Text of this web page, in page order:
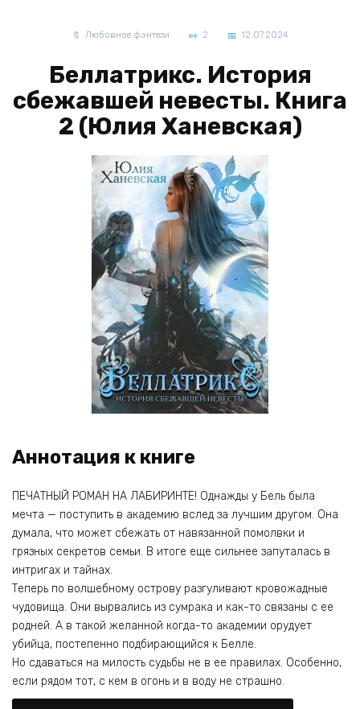
Любовное фэнтези 2 12.07.2024
Беллатрикс. История
сбежавшей невесты. Книга
2 (Юлия Ханевская)
Аннотация к книге
ПЕЧАТНЫЙ РОМАН НА ЛАБИРИНТЕ! Однажды у Бель была
мечта — поступить в академию вслед за лучшим другом. Она
думала, что может сбежать от навязанной помолвки и
грязных секретов семьи. В итоге еще сильнее запуталась в
интригах и тайнах.
Теперь по волшебному острову разгуливают кровожадные
чудовища. Они вырвались из сумрака и как-то связаны с ее
родней. А в такой желанной когда-то академии орудует
убийца, постепенно подбирающийся к Белле.
Но сдаваться на милость судьбы не в ее правилах. Особенно,
если рядом тот, с кем в огонь и в воду не страшно.